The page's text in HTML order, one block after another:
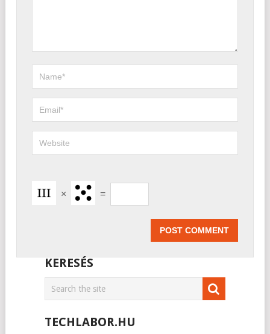
× =
KERESÉS
TECHLABOR.HU